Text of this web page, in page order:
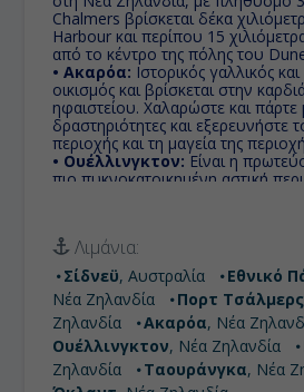
Chalmers βρίσκεται δέκα
Harbour και περίπου 15
από το κέντρο της πόλης του
• Ακαρόα: Ιστορικός γαλλικός
οικισμός και βρίσκεται στην
ηφαιστείου. Χαλαρώστε και
δραστηριότητες και εξερευνήστε
περιοχής και τη μαγεία της
• Ουέλλινγκτον: Eίναι η
πιο πυκνοκατοικημένη αστική
Ζηλανδίας, με 398.000 κατοίκους.
νότιο-δυτικό άκρο του βόρειου
στενό Cook και το Rimutaka Range
• Νάπϊερ:Eίναι ο σύνδεσμος του
εξαγωγικού κέντρου μαλλιού
καθώς και μία δημοφιλής
μοναδική συγκέντρωση
• Ταουράνγκα:Το λιμάνι της,
λιμάνι της Νέας Ζηλανδίας όσον
χωρητικότητα των εξαγωγών και
αποτελεσματικότητά του.
Λιμάνια:
Σίδνεϋ, Αυστραλία Εθνικό
Νέα Ζηλανδία
Πορτ
Ζηλανδία
Ακαρόα, Νέα
Ουέλλινγκτον, Νέα Ζηλανδία
Ζηλανδία
Ταουράνγκα, Νέα